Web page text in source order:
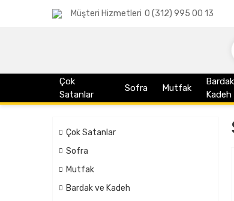
Müşteri Hizmetleri 0 (312) 995 00 13
Çok
Satanlar
Sofra Mutfak
Kadeh
Çok Satanlar
Sofra
Mutfak
Bardak ve Kadeh